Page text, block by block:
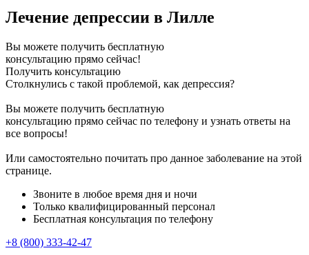
Лечение депрессии в Лилле
Вы можете получить бесплатную
консультацию прямо сейчас!
Получить консультацию
Столкнулись с такой проблемой, как депрессия?
Вы можете получить бесплатную
консультацию прямо сейчас по телефону и узнать ответы на
все вопросы!
Или самостоятельно почитать про данное заболевание на этой
странице.
Звоните в любое время дня и ночи
Только квалифицированный персонал
Бесплатная консультация по телефону
+8 (800) 333-42-47